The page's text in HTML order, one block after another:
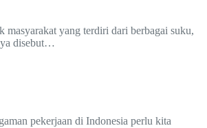
masyarakat yang terdiri dari berbagai suku,
disebut…
pekerjaan di Indonesia perlu kita